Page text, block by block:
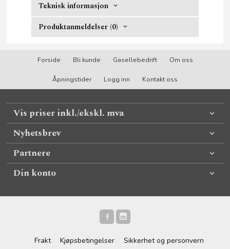
Teknisk informasjon
Produktanmeldelser (0)
Forside Bli kunde Gasellebedrift Om oss
Åpningstider Logg inn Kontakt oss
Vis priser inkl./ekskl. mva
Nyhetsbrev
Partnere
Din konto
Frakt Kjøpsbetingelser Sikkerhet og personvern